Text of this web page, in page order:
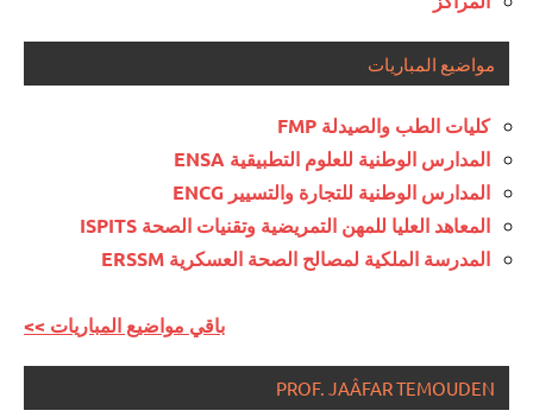
مواضيع المباريات
كليات الطب والصيدلة FMP
المدارس الوطنية للعلوم التطبيقية ENSA
المدارس الوطنية للتجارة والتسيير ENCG
المعاهد العليا للمهن التمريضية وتقنيات الصحة ISPITS
المدرسة الملكية لمصالح الصحة العسكرية ERSSM
<< باقي مواضيع المباريات
PROF. JAÂFAR TEMOUDEN